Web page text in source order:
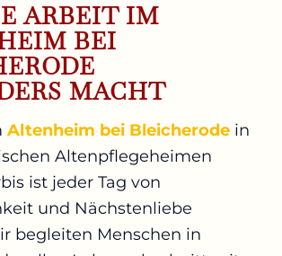
ARBEIT IM
BEI
MACHT
Altenheim bei Bleicherodein
Altenpflegeheimen
ist jeder Tag von
und Nächstenliebe
begleiten Menschen in